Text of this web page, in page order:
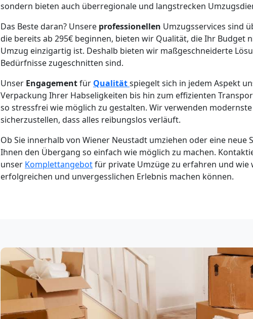
sondern bieten auch überregionale und langstrecken
Das Beste daran? Unsere professionellen Umzugsservices sind
die bereits ab 295€ beginnen, bieten wir Qualität, die Ihr Budget
Umzug einzigartig ist. Deshalb bieten wir maßgeschneiderte
Bedürfnisse zugeschnitten sind.
Unser Engagementfür Qualitätspiegelt sich in jedem Aspekt
Verpackung Ihrer Habseligkeiten bis hin zum effizienten
so stressfrei wie möglich zu gestalten. Wir verwenden
sicherzustellen, dass alles reibungslos verläuft.
Ob Sie innerhalb von Wiener Neustadt umziehen oder eine neue
Ihnen den Übergang so einfach wie möglich zu machen.
unser Komplettangebotfür private Umzüge zu erfahren und wie
erfolgreichen und unvergesslichen Erlebnis machen können.